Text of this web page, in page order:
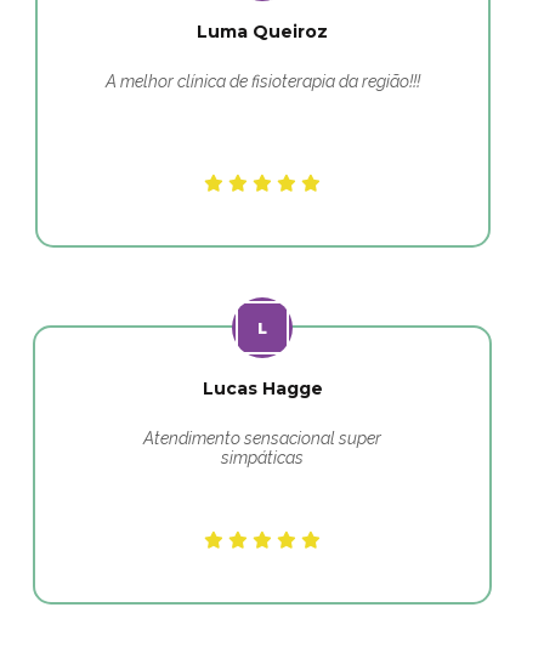
Luma Queiroz
A melhor clínica de fisioterapia da região!!!
Lucas Hagge
Atendimento sensacional super
simpáticas